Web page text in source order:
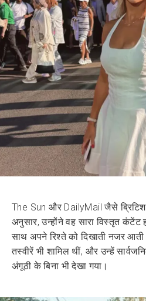
The Sun और DailyMail जैसे
अनुसार, उन्होंने वह सारा विस्तृत कंटेंट
साथ अपने रिश्ते को दिखाती नजर
तस्वीरें भी शामिल थीं, और उन्हें
अंगूठी के बिना भी देखा गया।